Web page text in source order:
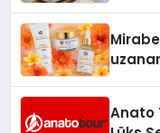
Anato